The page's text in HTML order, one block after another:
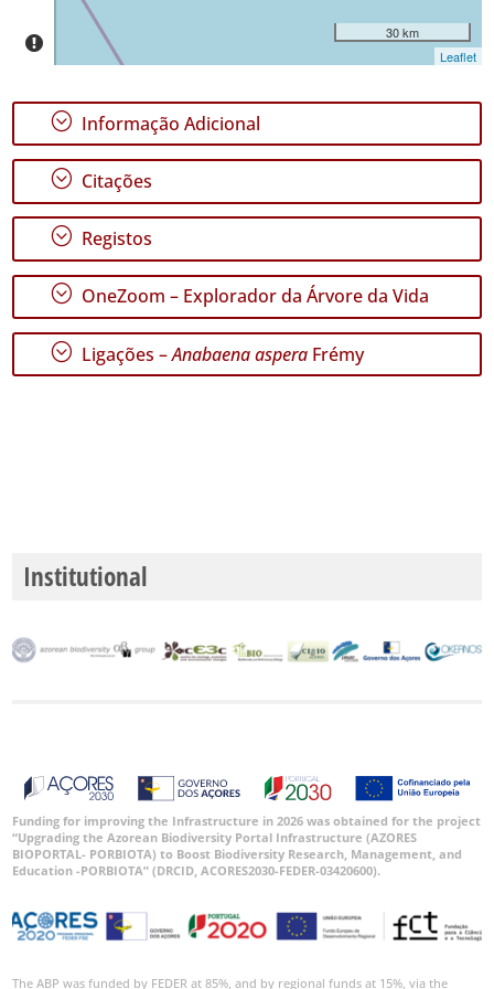
30 km
Leaflet
; Informação Adicional
; Citações
; Registos
; OneZoom – Explorador da Árvore da Vida
; Ligações –Anabaena aspera Frémy
Institutional
Funding for improving the Infrastructure in 2026 was obtained for the project
“Upgrading the Azorean Biodiversity Portal Infrastructure (AZORES
BIOPORTAL- PORBIOTA) to Boost Biodiversity Research, Management, and
Education -PORBIOTA” (DRCID, ACORES2030-FEDER-03420600).
The ABP was funded by FEDER at 85%, and by regional funds at 15%, via the